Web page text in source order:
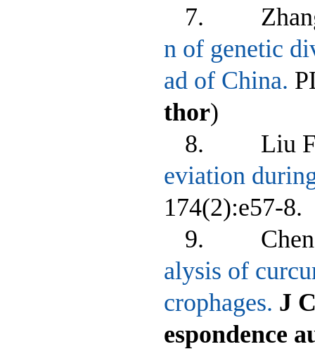
7. Zhang
n of genetic
ad of China.
thor)
8. Liu F,
eviation
174(2):e57-8.
9. Chen F,
alysis of
crophages. J
espondence